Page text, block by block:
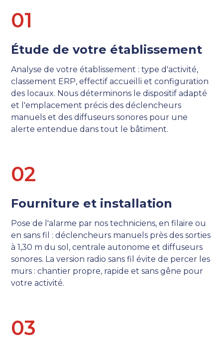
01
Étude de votre établissement
Analyse de votre établissement : type d'activité,
classement ERP, effectif accueilli et configuration
des locaux. Nous déterminons le dispositif adapté
et l'emplacement précis des déclencheurs
manuels et des diffuseurs sonores pour une
alerte entendue dans tout le bâtiment.
02
Fourniture et installation
Pose de l'alarme par nos techniciens, en filaire ou
en sans fil : déclencheurs manuels près des sorties
à 1,30 m du sol, centrale autonome et diffuseurs
sonores. La version radio sans fil évite de percer les
murs : chantier propre, rapide et sans gêne pour
votre activité.
03